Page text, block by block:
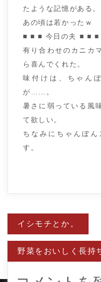
たような記憶がある。
あの頃は若かったｗ
■ ■ ■ 今日の夫 ■ ■ ■
有り合わせのカニカ
ら喜んでくれた。
味付けは、ちゃん
が……。
暑さに弱っている風
て欲しい。
ちなみにちゃんぽ
す。
投
稿
ナ
ビ
ゲ
ー
イシモチとか。
野菜をおいしく長持